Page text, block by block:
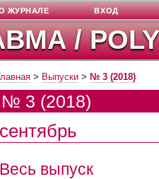
/
ЖУРНАЛЕ ВХОД
> Выпуски > № 3 (2018)
№ 3 (2018)
сентябрь
Весь выпуск